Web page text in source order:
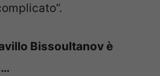
Bissoultanov è